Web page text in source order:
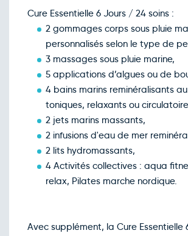
Cure Essentielle 6 Jours / 24 soins :
2 gommages corps sous pluie
personnalisés selon le type de
3 massages sous pluie marine,
5 applications d’algues ou de
4 bains marins reminéralisants
toniques, relaxants ou
2 jets marins massants,
2 infusions d'eau de mer
2 lits hydromassants,
4 Activités collectives : aqua
relax, Pilates marche nordique.
Avec supplément, la Cure Essentielle